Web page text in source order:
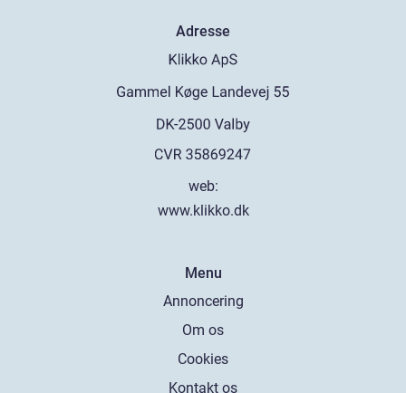
Adresse
web:
www.klikko.dk
Menu
Annoncering
Om os
Cookies
Kontakt os